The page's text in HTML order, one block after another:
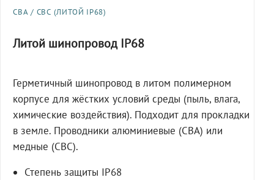
СВА / СВС (ЛИТОЙ IP68)
Литой шинопровод IP68
Герметичный шинопровод в литом полимерном
корпусе для жёстких условий среды (пыль, влага,
химические воздействия). Подходит для прокладки
в земле. Проводники алюминиевые (СВА) или
медные (СВС).
Степень защиты IP68